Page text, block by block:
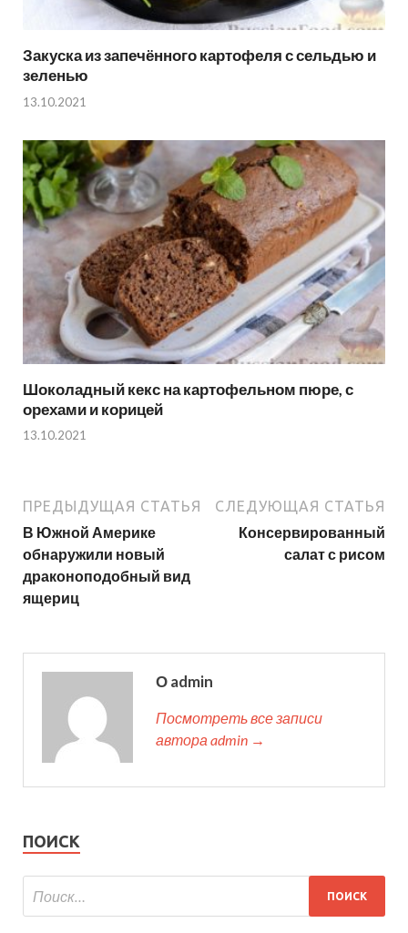
Закуска из запечённого картофеля с сельдью и
зеленью
13.10.2021
Шоколадный кекс на картофельном пюре, с
орехами и корицей
13.10.2021
ПРЕДЫДУЩАЯ СТАТЬЯ
В Южной Америке
обнаружили новый
драконоподобный вид
ящериц
СЛЕДУЮЩАЯ СТАТЬЯ
Консервированный
салат с рисом
О admin
Посмотреть все записи
автора admin →
ПОИСК